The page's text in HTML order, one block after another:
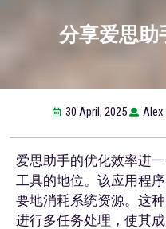
分享爱思助
30 April, 2025 Alex
爱思助手的优化效率进
工具的地位。该应用程
要地消耗系统资源。这
进行多任务处理，使其